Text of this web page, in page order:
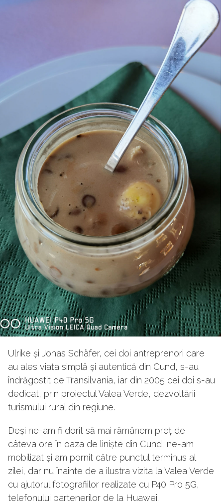
Ulrike și Jonas Schäfer, cei doi antreprenori care
au ales viața simplă și autentică din Cund, s-au
îndrăgostit de Transilvania, iar din 2005 cei doi s-au
dedicat, prin proiectul Valea Verde, dezvoltării
turismului rural din regiune.
Deși ne-am fi dorit să mai rămânem preț de
câteva ore în oaza de liniște din Cund, ne-am
mobilizat și am pornit către punctul terminus al
zilei, dar nu înainte de a ilustra vizita la Valea Verde
cu ajutorul fotografiilor realizate cu P40 Pro 5G,
telefonului partenerilor de la Huawei.